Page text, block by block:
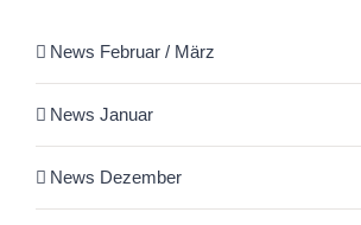
News Februar / März
News Januar
News Dezember